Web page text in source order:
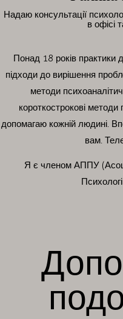
Надаю консультації
в офісі
Понад 18 років практики
підходи до вирішення
методи
короткострокові методи
допомагаю кожній людині.
вам.
Я є членом АППУ